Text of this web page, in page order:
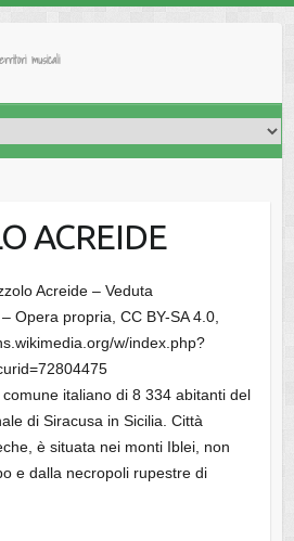
musicali
ACREIDE
Opera propria, CC BY-SA 4.0,
w/index.php?
italiano di 8 334 abitanti del
di Siracusa in Sicilia. Città
è situata nei monti Iblei, non
e dalla necropoli rupestre di